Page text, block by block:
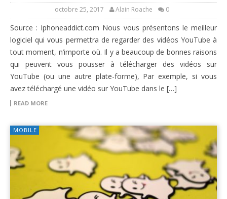
octobre 25, 2017 Alain Roache 0
Source : Iphoneaddict.com Nous vous présentons le meilleur
logiciel qui vous permettra de regarder des vidéos YouTube à
tout moment, n’importe où. Il y a beaucoup de bonnes raisons
qui peuvent vous pousser à télécharger des vidéos sur
YouTube (ou une autre plate-forme), Par exemple, si vous
avez téléchargé une vidéo sur YouTube dans le […]
READ MORE
MOBILE